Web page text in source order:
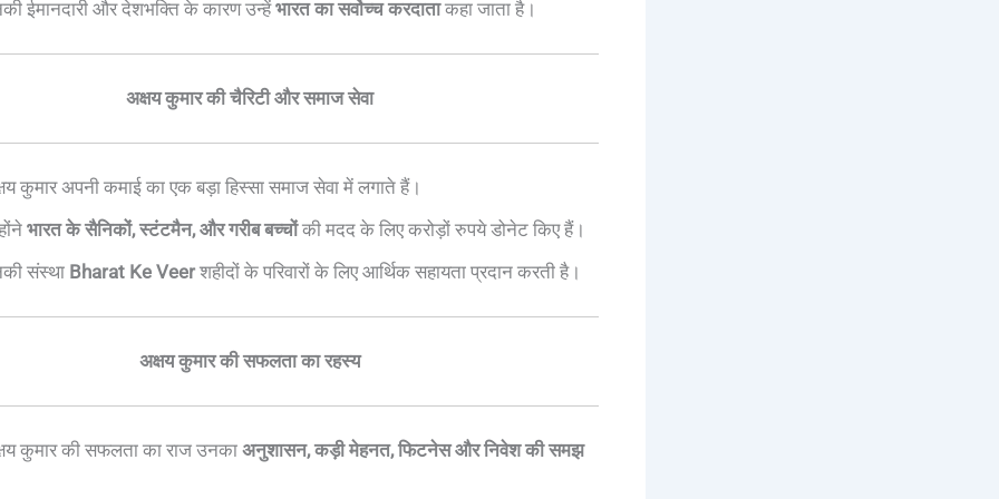
ईमानदारी और देशभक्ति के कारण उन्हेंभारत का सर्वोच्च करदाताकहा जाता है।
अक्षय कुमार की चैरिटी और समाज सेवा
कुमार अपनी कमाई का एक बड़ा हिस्सा समाज सेवा में लगाते हैं।
भारत के सैनिकों, स्टंटमैन, और गरीब बच्चोंकी मदद के लिए करोड़ों रुपये डोनेट किए हैं।
संस्था Bharat Ke Veerशहीदों के परिवारों के लिए आर्थिक सहायता प्रदान करती है।
अक्षय कुमार की सफलता का रहस्य
कुमार की सफलता का राज उनका अनुशासन, कड़ी मेहनत, फिटनेस और निवेश की समझ